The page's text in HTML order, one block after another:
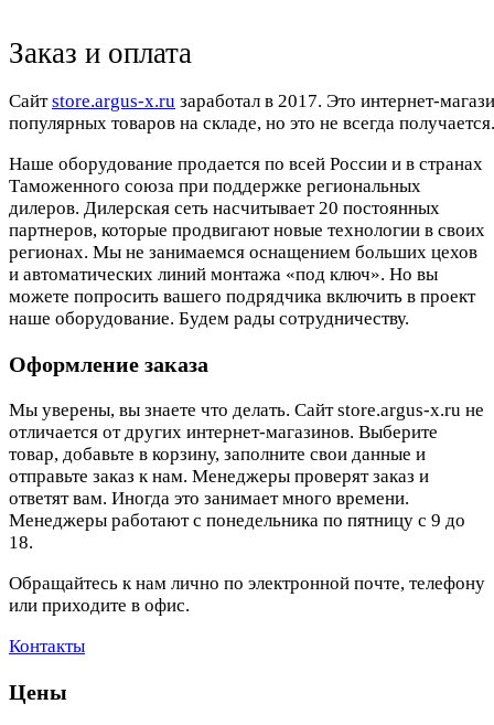
Заказ и оплата
Cайтstore.argus-x.ru заработал в 2017. Это интернет-
популярных товаров на складе, но это не всегда
Наше оборудование продается по всей России и в странах
Таможенного союза при поддержке региональных
дилеров. Дилерская сеть насчитывает 20 постоянных
партнеров, которые продвигают новые технологии в своих
регионах. Мы не занимаемся оснащением больших цехов
и автоматических линий монтажа «под ключ». Но вы
можете попросить вашего подрядчика включить в проект
наше оборудование. Будем рады сотрудничеству.
Оформление заказа
Мы уверены, вы знаете что делать. Сайт store.argus-x.ru не
отличается от других интернет-магазинов. Выберите
товар, добавьте в корзину, заполните свои данные и
отправьте заказ к нам. Менеджеры проверят заказ и
ответят вам. Иногда это занимает много времени.
Менеджеры работают с понедельника по пятницу с 9 до
18.
Обращайтесь к нам лично по электронной почте, телефону
или приходите в офис.
Контакты
Цены